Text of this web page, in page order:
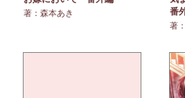
著：森本あき
番
著